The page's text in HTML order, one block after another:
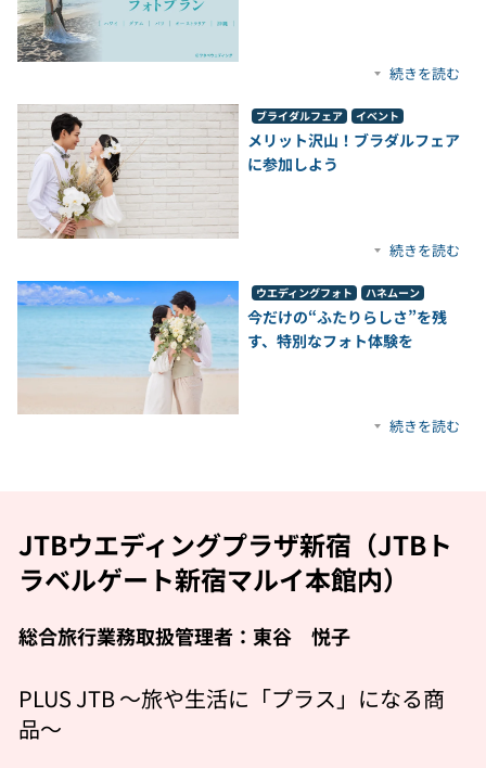
続きを読む
ブライダルフェア イベント
メリット沢山！ブラダルフェア
に参加しよう
続きを読む
ウエディングフォト ハネムーン
今だけの“ふたりらしさ”を残
す、特別なフォト体験を
続きを読む
JTBウエディングプラザ新宿（JTBト
ラベルゲート新宿マルイ本館内）
総合旅行業務取扱管理者：東谷 悦子
PLUS JTB 〜旅や生活に「プラス」になる商
品〜